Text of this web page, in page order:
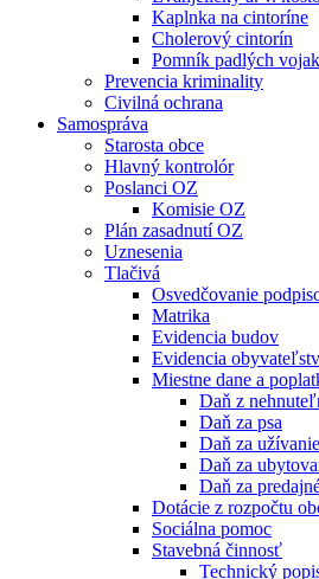
Kaplnka na cintoríne
Cholerový cintorín
Pomník padlých
Prevencia kriminality
Civilná ochrana
Samospráva
Starosta obce
Hlavný kontrolór
Poslanci OZ
Komisie OZ
Plán zasadnutí OZ
Uznesenia
Tlačivá
Osvedčovanie
Matrika
Evidencia budov
Evidencia
Miestne dane a
Daň z
Daň za psa
Daň za
Daň za
Daň za
Dotácie z rozpočtu
Sociálna pomoc
Stavebná činnosť
Technický